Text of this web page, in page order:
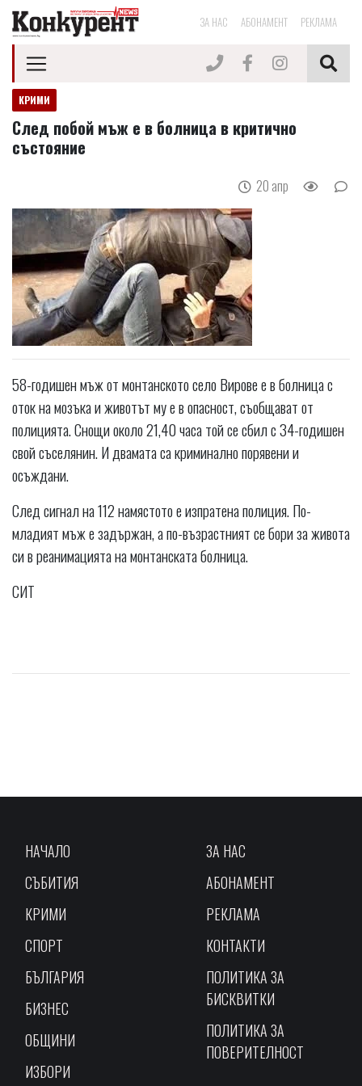
ЗА НАС АБОНАМЕНТ РЕКЛАМА
КРИМИ
След побой мъж е в болница в критично
състояние
20 апр
58-годишен мъж от монтанското село Вирове е в болница с
оток на мозъка и животът му е в опасност, съобщават от
полицията. Снощи около 21,40 часа той се сбил с 34-годишен
свой съселянин. И двамата са криминално порявени и
осъждани.
След сигнал на 112 намястото е изпратена полиция. По-
младият мъж е задържан, а по-възрастният се бори за живота
си в реанимацията на монтанската болница.
СИТ
НАЧАЛО
СЪБИТИЯ
КРИМИ
СПОРТ
БЪЛГАРИЯ
БИЗНЕС
ОБЩИНИ
ИЗБОРИ
ЗА НАС
АБОНАМЕНТ
РЕКЛАМА
КОНТАКТИ
ПОЛИТИКА ЗА
БИСКВИТКИ
ПОЛИТИКА ЗА
ПОВЕРИТЕЛНОСТ